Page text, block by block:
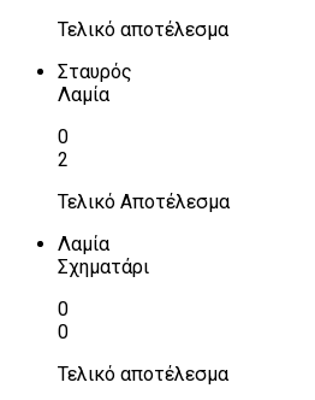
Τελικό αποτέλεσμα
Σταυρός
Λαμία
0
2
Τελικό Αποτέλεσμα
Λαμία
Σχηματάρι
0
0
Τελικό αποτέλεσμα